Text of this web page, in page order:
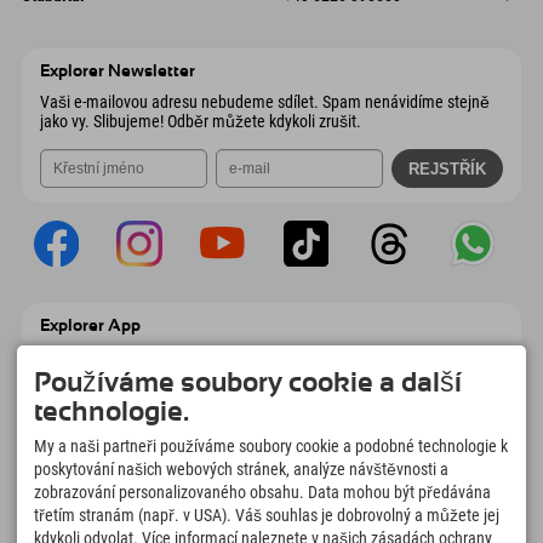
Explorer Newsletter
Vaši e-mailovou adresu nebudeme sdílet. Spam nenávidíme stejně
jako vy. Slibujeme! Odběr můžete kdykoli zrušit.
Explorer App
Explorer To Go s přehledem rezervací,
seznamem míst, která chcete navštívit,
přehledem restaurací a mnoha dalšími
Čas na chvilky objevitelů
166 4.634km
Používáme soubory cookie a další
technologie.
My a naši partneři používáme soubory cookie a podobné technologie k
poskytování našich webových stránek, analýze návštěvnosti a
zobrazování personalizovaného obsahu. Data mohou být předávána
třetím stranám (např. v USA). Váš souhlas je dobrovolný a můžete jej
kdykoli odvolat. Více informací naleznete v našich zásadách ochrany